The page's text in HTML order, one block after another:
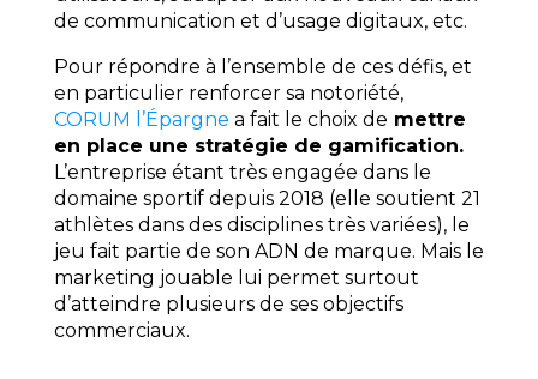
de communication et d’usage digitaux, etc.
Pour répondre à l’ensemble de ces défis, et
en particulier renforcer sa notoriété,
CORUM l’Épargne a fait le choix de mettre
en place une stratégie de gamification.
L’entreprise étant très engagée dans le
domaine sportif depuis 2018 (elle soutient 21
athlètes dans des disciplines très variées), le
jeu fait partie de son ADN de marque. Mais le
marketing jouable lui permet surtout
d’atteindre plusieurs de ses objectifs
commerciaux.